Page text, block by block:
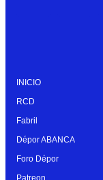
INICIO
RCD
Fabril
Dépor ABANCA
Foro Dépor